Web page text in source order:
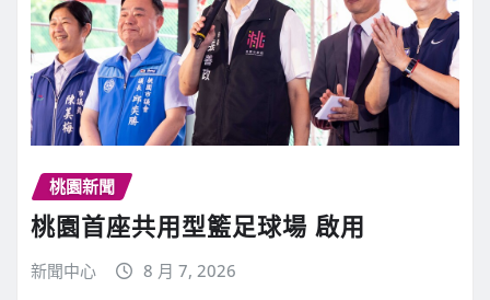
桃園新聞
桃園首座共用型籃足球場 啟用
新聞中心 8 月 7, 2026